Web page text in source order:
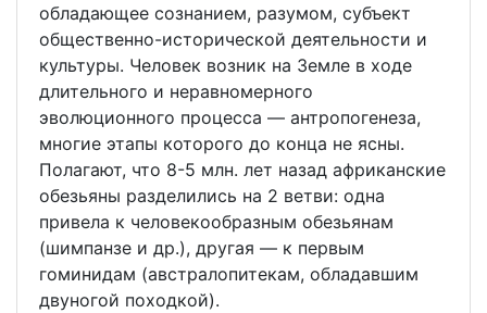
обладающее сознанием, разумом, субъект
общественно-исторической деятельности и
культуры. Человек возник на Земле в ходе
длительного и неравномерного
эволюционного процесса — антропогенеза,
многие этапы которого до конца не ясны.
Полагают, что 8-5 млн. лет назад африканские
обезьяны разделились на 2 ветви: одна
привела к человекообразным обезьянам
(шимпанзе и др.), другая — к первым
гоминидам (австралопитекам, обладавшим
двуногой походкой).